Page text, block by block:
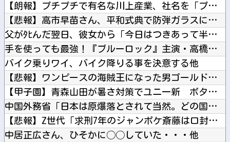
【朗報】プチプチで有名な川上産業、社名を「プチプチ株式会社」...
【悲報】高市早苗さん、平和式典で防弾ガラスに囲われながらスピ...
父がﾀﾋんだ翌日、彼女から「今日はつきあって半年の記念日だね...
手を使っても最強！『ブルーロック』主演・高橋文哉、始球式でノ...
バイク乗りワイ、バイク降りる事を決意する他
【悲報】ワンピースの海賊王になった男ゴールド・ロジャーさん、...
【甲子園】青森山田が暑さ対策でユニ一新 ボタン廃止でTシャツ...
中国外務省「日本は原爆落とされて当然。どの国も同情なんかしな...
【悲報】Z世代「求刑7年のジャンポケ斎藤は口封じに被害者殺し...
中居正広さん、ひそかに◯◯していた・・・他